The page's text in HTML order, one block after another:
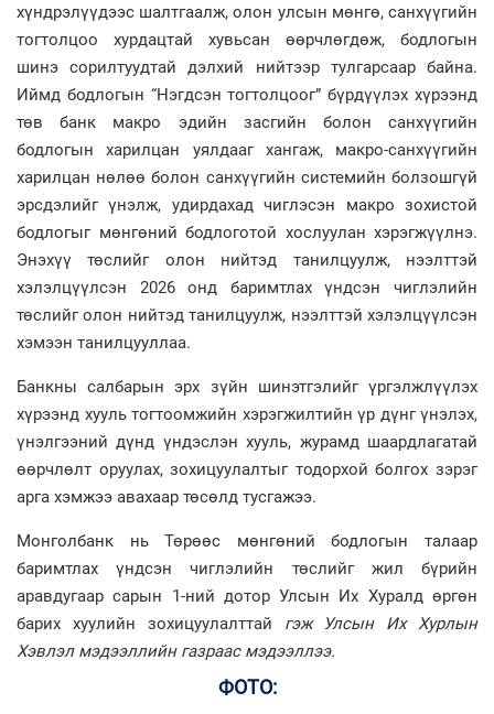
хүндрэлүүдээс шалтгаалж, олон улсын мөнгө, санхүүгийн
тогтолцоо хурдацтай хувьсан өөрчлөгдөж, бодлогын
шинэ сорилтуудтай дэлхий нийтээр тулгарсаар байна.
Иймд бодлогын “Нэгдсэн тогтолцоог” бүрдүүлэх хүрээнд
төв банк макро эдийн засгийн болон санхүүгийн
бодлогын харилцан уялдааг хангаж, макро-санхүүгийн
харилцан нөлөө болон санхүүгийн системийн болзошгүй
эрсдэлийг үнэлж, удирдахад чиглэсэн макро зохистой
бодлогыг мөнгөний бодлоготой хослуулан хэрэгжүүлнэ.
Энэхүү төслийг олон нийтэд танилцуулж, нээлттэй
хэлэлцүүлсэн 2026 онд баримтлах үндсэн чиглэлийн
төслийг олон нийтэд танилцуулж, нээлттэй хэлэлцүүлсэн
хэмээн танилцууллаа.
Банкны салбарын эрх зүйн шинэтгэлийг үргэлжлүүлэх
хүрээнд хууль тогтоомжийн хэрэгжилтийн үр дүнг үнэлэх,
үнэлгээний дүнд үндэслэн хууль, журамд шаардлагатай
өөрчлөлт оруулах, зохицуулалтыг тодорхой болгох зэрэг
арга хэмжээ авахаар төсөлд тусгажээ.
Монголбанк нь Төрөөс мөнгөний бодлогын талаар
баримтлах үндсэн чиглэлийн төслийг жил бүрийн
аравдугаар сарын 1-ний дотор Улсын Их Хуралд өргөн
барих хуулийн зохицуулалттай гэж Улсын Их Хурлын
Хэвлэл мэдээллийн газраас мэдээллээ.
ФОТО: